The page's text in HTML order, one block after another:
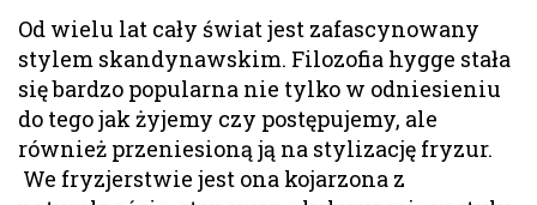
Od wielu lat cały świat jest zafascynowany
stylem skandynawskim. Filozofia hygge stała
się bardzo popularna nie tylko w odniesieniu
do tego jak żyjemy czy postępujemy, ale
również przeniesioną ją na stylizację fryzur.
We fryzjerstwie jest ona kojarzona z